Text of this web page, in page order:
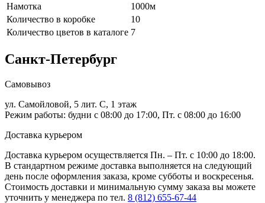
Намотка
1000м
Количество в коробке
10
Количество цветов в каталоге 7
Санкт-Петербург
Самовывоз
ул. Самойловой, 5 лит. С, 1 этаж
Режим работы: будни с 08:00 до 17:00, Пт. с 08:00 до 16:00
Доставка курьером
Доставка курьером осуществляется Пн. – Пт. с 10:00 до 18:00.
В стандартном режиме доставка выполняется на следующий
день после оформления заказа, кроме субботы и воскресенья.
Стоимость доставки и минимальную сумму заказа вы можете
уточнить у менеджера по тел. 8 (812) 655-67-44